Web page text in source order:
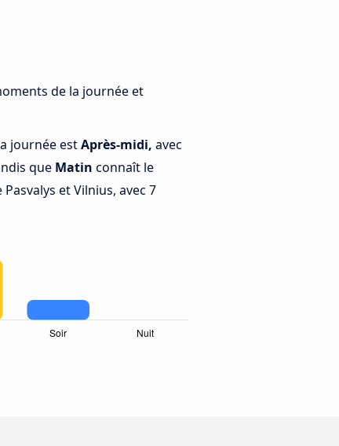
de la journée et
journée estAprès-midi, avec
que Matin connaît le
et Vilnius, avec 7